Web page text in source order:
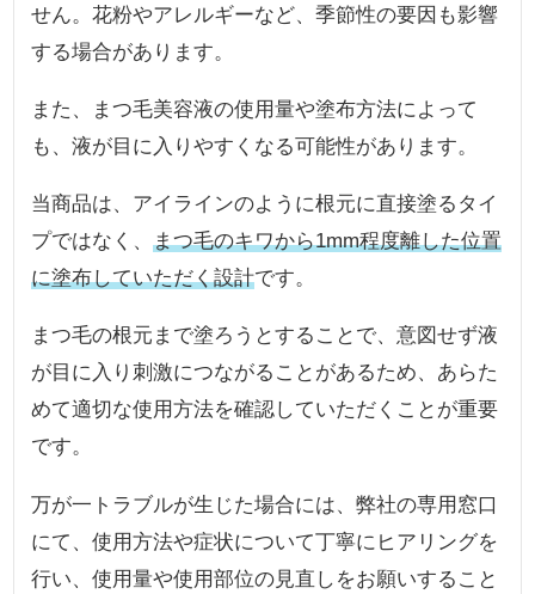
せん。花粉やアレルギーなど、季節性の要因も影響
する場合があります。
また、まつ毛美容液の使用量や塗布方法によって
も、液が目に入りやすくなる可能性があります。
当商品は、アイラインのように根元に直接塗るタイ
プではなく、まつ毛のキワから1mm程度離した位置
に塗布していただく設計です。
まつ毛の根元まで塗ろうとすることで、意図せず液
が目に入り刺激につながることがあるため、あらた
めて適切な使用方法を確認していただくことが重要
です。
万が一トラブルが生じた場合には、弊社の専用窓口
にて、使用方法や症状について丁寧にヒアリングを
行い、使用量や使用部位の見直しをお願いすること